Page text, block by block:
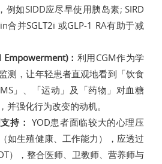
例如SIDD应尽早使用胰岛素; SIRD
合并SGLT2i 或GLP-1 RA有助于减
： 利用CGM作为学
测，让年轻患者直观地看到「饮食
」、「运动」及「药物」对血糖
并强化行为改变的动机。
持： YOD患者面临较大的心理压
如生殖健康、工作能力），应透过
），整合医师、卫教师、营养师与